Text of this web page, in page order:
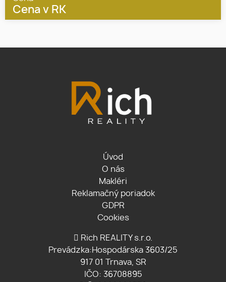
Cena v RK
Úvod
O nás
Makléri
Reklamačný poriadok
GDPR
Cookies
Rich REALITY s.r.o.
Prevádzka:Hospodárska 3603/25
917 01 Trnava, SR
IČO: 36708895